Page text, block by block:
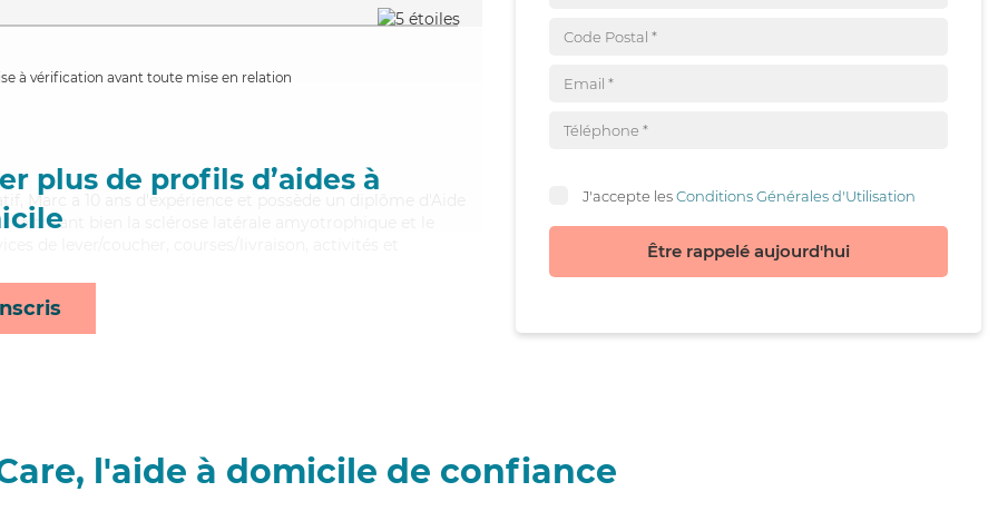
à vérification avant toute mise en relation
plus de profils d’aides à
Marc a 10 ans d'expérience et possède un diplôme d'Aide
Maitrisant bien la sclérose latérale amyotrophique et le
J'accepte lesConditions Générales d'Utilisation
Être rappelé aujourd'hui
l'aide à domicile de confiance